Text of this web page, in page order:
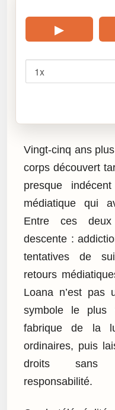
▶
Vingt-cinq ans
corps découvert
presque
médiatique qui
Entre ces
descente :
tentatives de
retours
Loana n’est pas
symbole le plus
fabrique de la
ordinaires, puis
droits sans
responsabilité.